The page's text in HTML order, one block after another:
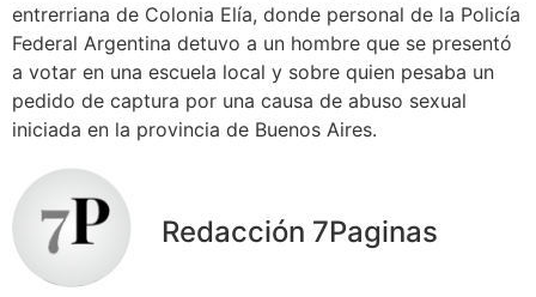
entrerriana de Colonia Elía, donde personal de la Policía
Federal Argentina detuvo a un hombre que se presentó
a votar en una escuela local y sobre quien pesaba un
pedido de captura por una causa de abuso sexual
iniciada en la provincia de Buenos Aires.
Redacción 7Paginas